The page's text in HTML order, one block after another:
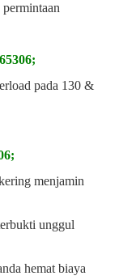
pada 130 &
menjamin
unggul
hemat biaya